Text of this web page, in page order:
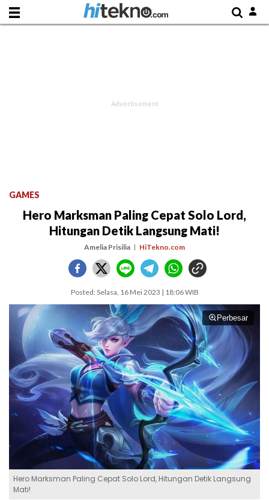
GAMES
Hero Marksman Paling Cepat Solo Lord,
Hitungan Detik Langsung Mati!
Amelia Prisilia HiTekno.com
Posted: Selasa, 16 Mei 2023 | 18:06 WIB
Perbesar
Hero Marksman Paling Cepat Solo Lord, Hitungan Detik Langsung
Mati!